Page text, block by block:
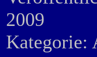
2009
Kategorie: